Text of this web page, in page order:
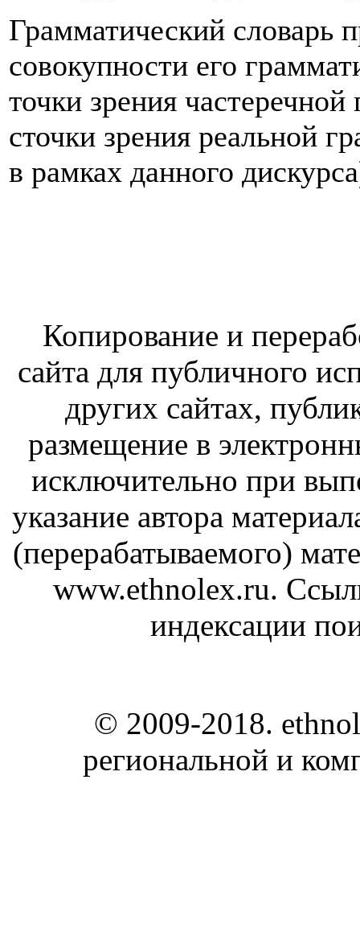
Грамматический словарь
совокупности его
точки зрения
сточки зрения реальной
в рамках данного
Копирование и
сайта для публичного
других сайтах,
размещение в
исключительно при
указание автора
(перерабатываемого)
www.ethnolex.ru.
индексации
© 2009-2018.
региональной и